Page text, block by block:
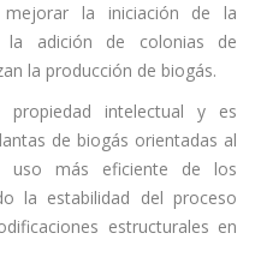
mejorar la iniciación de la
la adición de colonias de
la producción de biogás.
intelectual y es
de biogás orientadas al
uso más eficiente de los
la estabilidad del proceso
estructurales en